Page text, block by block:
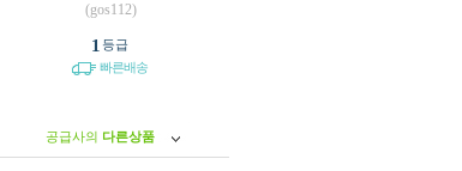
(gos112)
1 등급
빠른배송
공급사의 다른상품